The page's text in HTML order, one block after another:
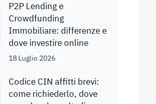
P2P Lending e
Crowdfunding
Immobiliare: differenze e
dove investire online
18 Luglio 2026
Codice CIN affitti brevi:
come richiederlo, dove